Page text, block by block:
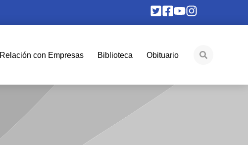
Relación con Empresas Biblioteca Obituario